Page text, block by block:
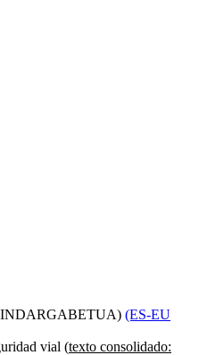
(INDARGABETUA) (ES-EU
vial (texto consolidado: